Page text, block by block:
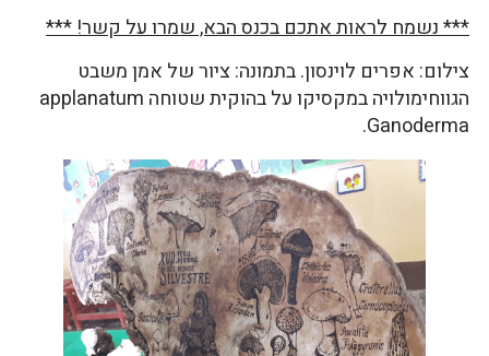
*** נשמח לראות אתכם בכנס הבא, שמרו על קשר! ***
צילום: אפרים לוינסון. בתמונה: ציור של אמן משבט
הגווחימולויה במקסיקו על בהוקית שטוחה applanatum
Ganoderma.